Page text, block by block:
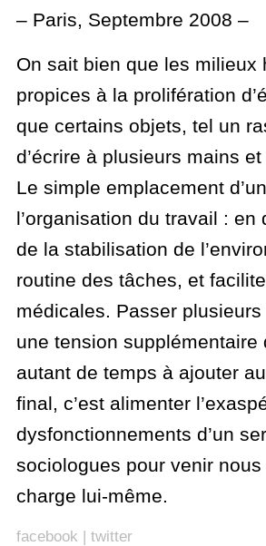
– Paris, Septembre 2008 –
On sait bien que les
propices à la prolifération
que certains objets, tel un
d’écrire à plusieurs mains
Le simple emplacement
l’organisation du travail :
de la stabilisation de
routine des tâches, et
médicales. Passer
une tension supplémentaire
autant de temps à ajouter
final, c’est alimenter
dysfonctionnements d’un
sociologues pour venir
charge lui-même.
facebook | twitter